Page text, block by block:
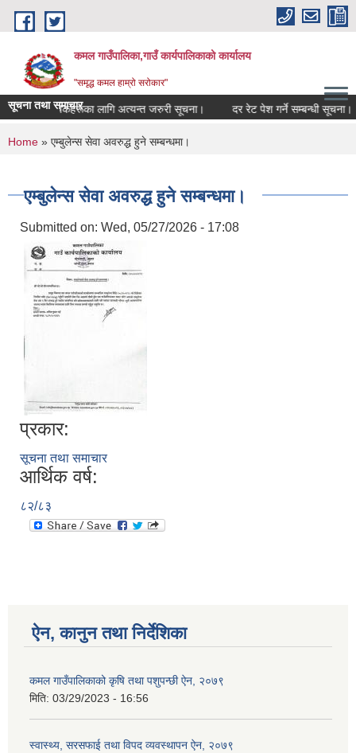
Skip to main content
कमल गाउँपालिका,गाउँ कार्यपालिकाको कार्यालय
"समृद्ध कमल हाम्रो सरोकार"
सूचना तथा समाचार
सम्बन्धी कृषकहरूका लागि अत्यन्त जरुरी सूचना। दर रेट पेश गर्ने सम्बन्धी सूचना।
You are here
Home » एम्बुलेन्स सेवा अवरुद्ध हुने सम्बन्धमा।
एम्बुलेन्स सेवा अवरुद्ध हुने सम्बन्धमा।
Submitted on: Wed, 05/27/2026 - 17:08
प्रकार:
सूचना तथा समाचार
आर्थिक वर्ष:
८२/८३
ऐन, कानुन तथा निर्देशिका
कमल गाउँपालिकाको कृषि तथा पशुपन्छी ऐन, २०७९
मिति: 03/29/2023 - 16:56
स्वास्थ्य, सरसफाई तथा विपद व्यवस्थापन ऐन, २०७९